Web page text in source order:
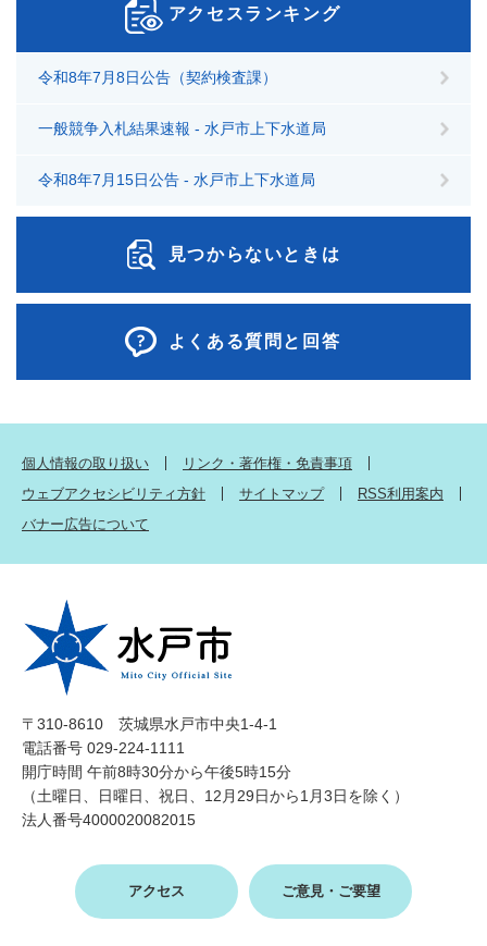
アクセスランキング
令和8年7月8日公告（契約検査課）
一般競争入札結果速報 - 水戸市上下水道局
令和8年7月15日公告 - 水戸市上下水道局
見つからないときは
よくある質問と回答
個人情報の取り扱い
リンク・著作権・免責事項
ウェブアクセシビリティ方針
サイトマップ
RSS利用案内
バナー広告について
〒310-8610 茨城県水戸市中央1-4-1
電話番号 029-224-1111
開庁時間 午前8時30分から午後5時15分
（土曜日、日曜日、祝日、12月29日から1月3日を除く）
法人番号4000020082015
アクセス ご意見・ご要望